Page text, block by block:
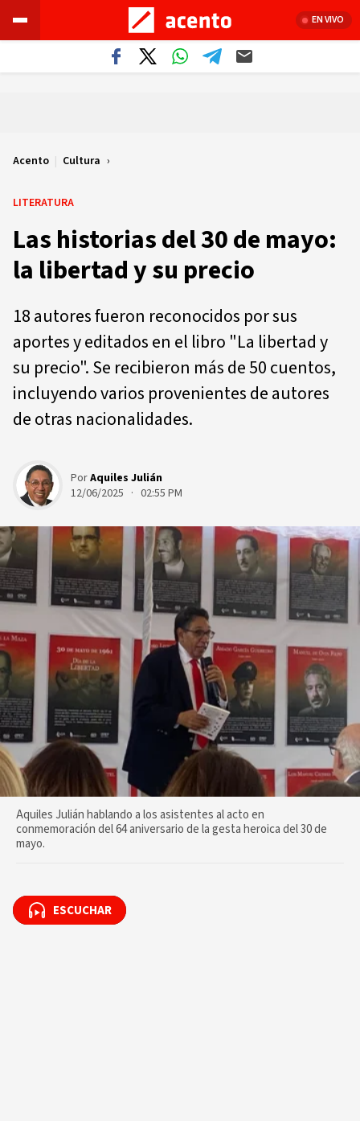
EN VIVO
Acento | Cultura
LITERATURA
Las historias del 30 de mayo:
la libertad y su precio
18 autores fueron reconocidos por sus
aportes y editados en el libro "La libertad y
su precio". Se recibieron más de 50 cuentos,
incluyendo varios provenientes de autores
de otras nacionalidades.
PorAquiles Julián
12/06/2025 · 02:55 PM
Aquiles Julián hablando a los asistentes al acto en
conmemoración del 64 aniversario de la gesta heroica del 30 de
mayo.
ESCUCHAR
ESCUCHAR